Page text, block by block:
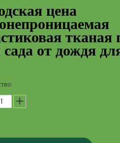
цена
тканая
сада от дождя